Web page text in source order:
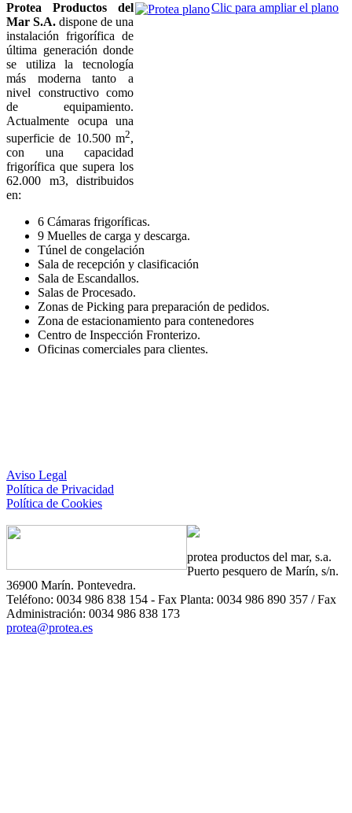
Clic para ampliar el plano
Protea Productos del
Mar S.A. dispone de una
instalación frigorífica de
última generación donde
se utiliza la tecnología
más moderna tanto a
nivel constructivo como
de equipamiento.
Actualmente ocupa una
superficie de 10.500 m2,
con una capacidad
frigorífica que supera los
62.000 m3, distribuidos
en:
6 Cámaras frigoríficas.
9 Muelles de carga y descarga.
Túnel de congelación
Sala de recepción y clasificación
Sala de Escandallos.
Salas de Procesado.
Zonas de Picking para preparación de pedidos.
Zona de estacionamiento para contenedores
Centro de Inspección Fronterizo.
Oficinas comerciales para clientes.
Aviso Legal
Política de Privacidad
Política de Cookies
protea productos del mar, s.a.
Puerto pesquero de Marín, s/n.
36900 Marín. Pontevedra.
Teléfono: 0034 986 838 154 - Fax Planta: 0034 986 890 357 / Fax
Administración: 0034 986 838 173
protea@protea.es